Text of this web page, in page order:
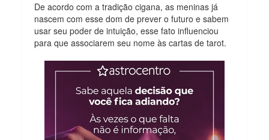
De acordo com a tradição cigana, as meninas já
nascem com esse dom de prever o futuro e sabem
usar seu poder de intuição, esse fato influenciou
para que associarem seu nome às cartas de tarot.